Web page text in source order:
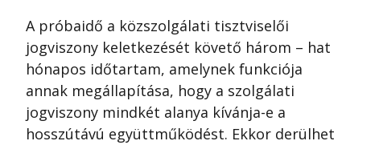
A próbaidő a közszolgálati tisztviselői
jogviszony keletkezését követő három – hat
hónapos időtartam, amelynek funkciója
annak megállapítása, hogy a szolgálati
jogviszony mindkét alanya kívánja-e a
hosszútávú együttműködést. Ekkor derülhet